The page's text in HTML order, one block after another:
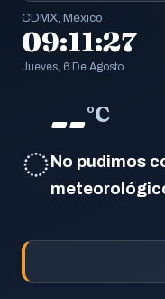
CDMX, México
09:11:28
Jueves, 6 De Agosto
◌
--°C
No pudimos